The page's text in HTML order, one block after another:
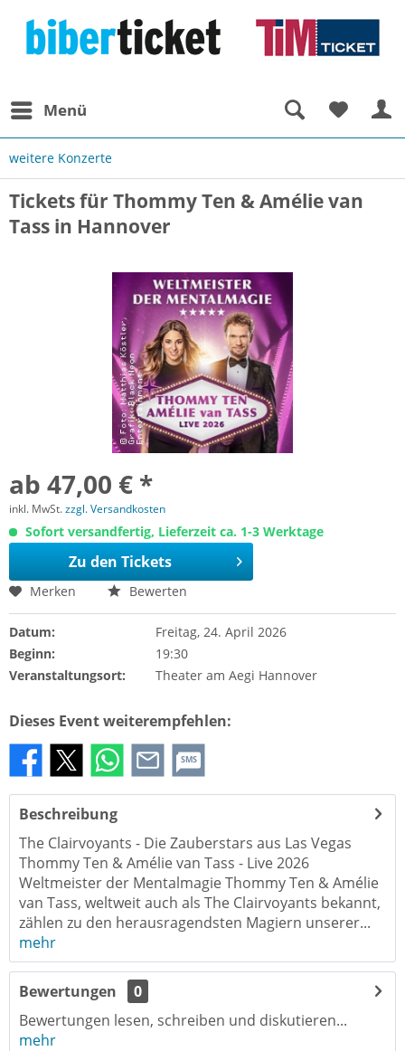
Menü
weitere Konzerte
Tickets für Thommy Ten & Amélie van
Tass in Hannover
ab 47,00 € *
inkl. MwSt.zzgl. Versandkosten
Sofort versandfertig, Lieferzeit ca. 1-3 Werktage
Zu den Tickets
Merken Bewerten
Datum:
Freitag, 24. April 2026
Beginn:
19:30
Veranstaltungsort:
Theater am Aegi Hannover
Dieses Event weiterempfehlen:
SMS
Beschreibung
The Clairvoyants - Die Zauberstars aus Las Vegas
Thommy Ten & Amélie van Tass - Live 2026
Weltmeister der Mentalmagie Thommy Ten & Amélie
van Tass, weltweit auch als The Clairvoyants bekannt,
zählen zu den herausragendsten Magiern unserer...
mehr
Bewertungen
0
Bewertungen lesen, schreiben und diskutieren...
mehr